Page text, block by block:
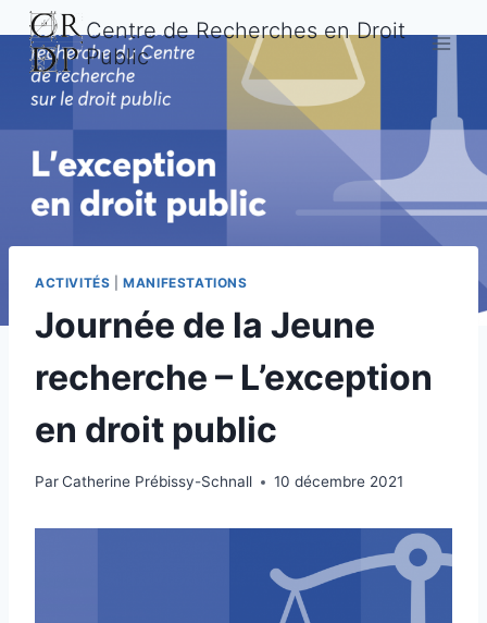
Aller
contenu
Centre de Recherches en Droit
Public
ACTIVITÉS |MANIFESTATIONS
Journée de la Jeune
recherche – L’exception
en droit public
ParCatherine Prébissy-Schnall 10 décembre 2021